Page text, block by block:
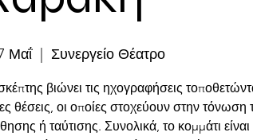
Μαΐ
  |
Συνεργείο Θέατρο
βιώνει τις ηχογραφήσεις
θέσεις, οι οποίες στοχεύουν στην τόνωση
ή ταύτισης. Συνολικά, το κομμάτι είναι